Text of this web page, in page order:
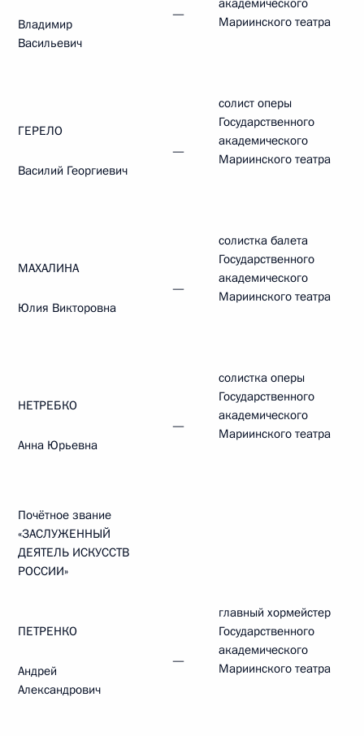
Владимир
Васильевич
—
академического
Мариинского театра
ГЕРЕЛО
Василий Георгиевич
—
солист оперы
Государственного
академического
Мариинского театра
МАХАЛИНА
Юлия Викторовна
—
солистка балета
Государственного
академического
Мариинского театра
НЕТРЕБКО
Анна Юрьевна
—
солистка оперы
Государственного
академического
Мариинского театра
Почётное звание
«ЗАСЛУЖЕННЫЙ
ДЕЯТЕЛЬ ИСКУССТВ
РОССИИ»
ПЕТРЕНКО
Андрей
Александрович
—
главный хормейстер
Государственного
академического
Мариинского театра